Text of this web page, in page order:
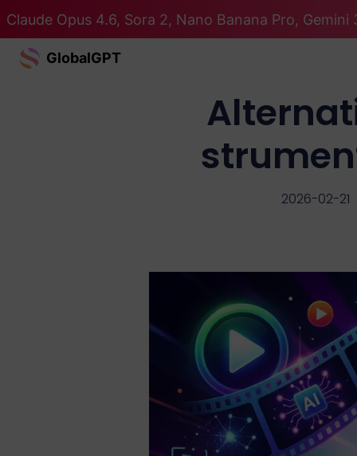
Claude Opus 4.6, Sora 2, Nano Banana Pro,
GlobalGPT
2026-02-21